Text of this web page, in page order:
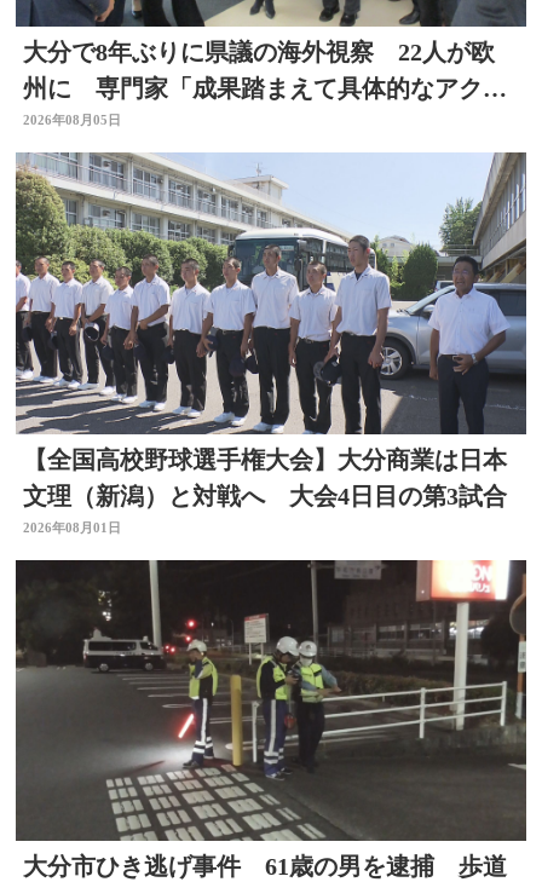
大分で8年ぶりに県議の海外視察 22人が欧
州に 専門家「成果踏まえて具体的なアクシ
ョン必要」
2026年08月05日
【全国高校野球選手権大会】大分商業は日本
文理（新潟）と対戦へ 大会4日目の第3試合
2026年08月01日
大分市ひき逃げ事件 61歳の男を逮捕 歩道